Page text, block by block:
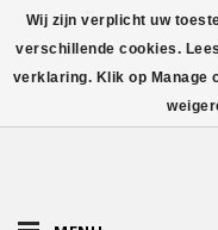
Wij zijn verplicht uw
verschillende cookies.
verklaring. Klik op Manage